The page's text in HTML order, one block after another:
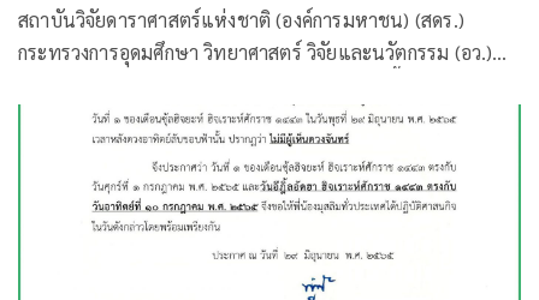
สถาบันวิจัยดาราศาสตร์แห่งชาติ (องค์การมหาชน) (สดร.)
กระทรวงการอุดมศึกษา วิทยาศาสตร์ วิจัยและนวัตกรรม (อว.)